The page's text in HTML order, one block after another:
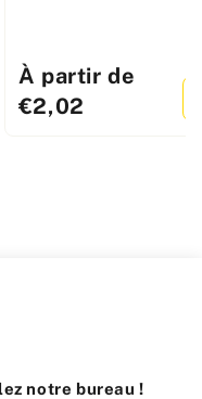
Prix
standard
À partir de
€2,02
notre bureau !